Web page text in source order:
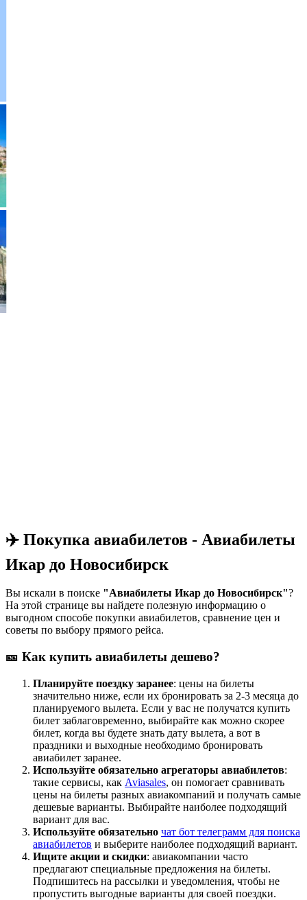
✈️ Покупка авиабилетов - Авиабилеты
Икар до Новосибирск
Вы искали в поиске "Авиабилеты Икар до Новосибирск"?
На этой странице вы найдете полезную информацию о
выгодном способе покупки авиабилетов, сравнение цен и
советы по выбору прямого рейса.
🎫 Как купить авиабилеты дешево?
Планируйте поездку заранее: цены на билеты
значительно ниже, если их бронировать за 2-3 месяца до
планируемого вылета. Если у вас не получатся купить
билет заблаговременно, выбирайте как можно скорее
билет, когда вы будете знать дату вылета, а вот в
праздники и выходные необходимо бронировать
авиабилет заранее.
Используйте обязательно агрегаторы авиабилетов:
такие сервисы, как Aviasales, он помогает сравнивать
цены на билеты разных авиакомпаний и получать самые
дешевые варианты. Выбирайте наиболее подходящий
вариант для вас.
Используйте обязательно чат бот телеграмм для поиска
авиабилетов и выберите наиболее подходящий вариант.
Ищите акции и скидки: авиакомпании часто
предлагают специальные предложения на билеты.
Подпишитесь на рассылки и уведомления, чтобы не
пропустить выгодные варианты для своей поездки.